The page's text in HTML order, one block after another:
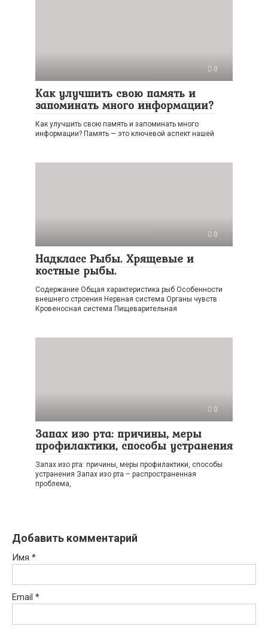
0
Как улучшить свою память и
запоминать много информации?
Как улучшить свою память и запоминать много
информации? Память — это ключевой аспект нашей
0
Надкласс Рыбы. Хрящевые и
костные рыбы.
Содержание Общая характеристика рыб Особенности
внешнего строения Нервная система Органы чувств
Кровеносная система Пищеварительная
0
Запах изо рта: причины, меры
профилактики, способы устранения
Запах изо рта: причины, меры профилактики, способы
устранения Запах изо рта – распространенная
проблема,
Добавить комментарий
Имя *
Email *